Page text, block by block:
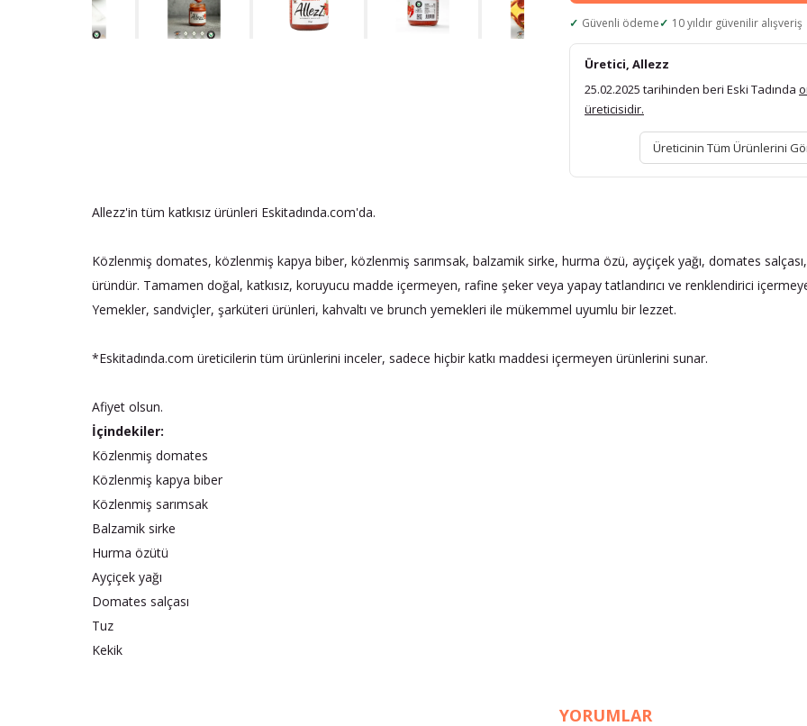
Güvenli ödeme 10 yıldır güvenilir alışveriş
Üretici, Allezz
25.02.2025 tarihinden beri Eski Tadında
üreticisidir.
Üreticinin Tüm Ürünlerini
Allezz'in tüm katkısız ürünleri Eskitadında.com'da.
Közlenmiş domates, közlenmiş kapya biber, közlenmiş sarımsak, balzamik sirke, hurma özü, ayçiçek yağı, domates salçası,
üründür. Tamamen doğal, katkısız, koruyucu madde içermeyen, rafine şeker veya yapay tatlandırıcı ve renklendirici
Yemekler, sandviçler, şarküteri ürünleri, kahvaltı ve brunch yemekleri ile mükemmel uyumlu bir lezzet.
*Eskitadında.com üreticilerin tüm ürünlerini inceler, sadece hiçbir katkı maddesi içermeyen ürünlerini sunar.
Afiyet olsun.
İçindekiler:
Közlenmiş domates
Közlenmiş kapya biber
Közlenmiş sarımsak
Balzamik sirke
Hurma özütü
Ayçiçek yağı
Domates salçası
Tuz
Kekik
YORUMLAR